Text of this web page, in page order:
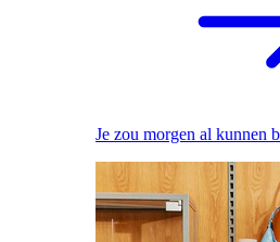
Je zou morgen al kunnen